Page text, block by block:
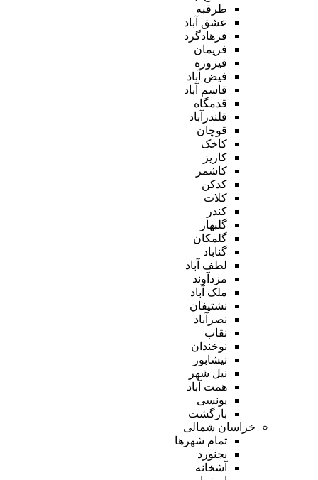
طرقبه
عشق آباد
فرهادگرد
فریمان
فیروزه
فیض آباد
قاسم آباد
قدمگاه
قلندرآباد
قوچان
کاخک
کاریز
کاشمر
کدکن
کلات
کندر
گلبهار
گلمکان
گناباد
لطف آباد
مزدآوند
ملک آباد
نشتیفان
نصرآباد
نقاب
نوخندان
نیشابور
نیل شهر
همت آباد
یونسی
بازگشت
خراسان شمالی
تمام شهر‌ها
بجنورد
آشخانه